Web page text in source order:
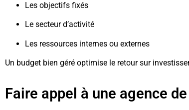
Les objectifs fixés
Le secteur d’activité
Les ressources internes ou externes
Un budget bien géré optimise le retour sur
Faire appel à une agence